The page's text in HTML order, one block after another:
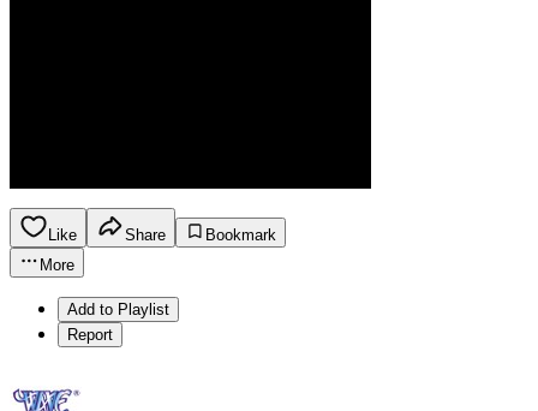
Like Share
Bookmark
More
Add to Playlist
Report